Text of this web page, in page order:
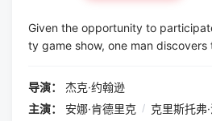
Given the opportunity to
ty game show, one man discovers
导演：
杰克·约翰逊
主演：
安娜·肯德里克 / 克里斯托弗